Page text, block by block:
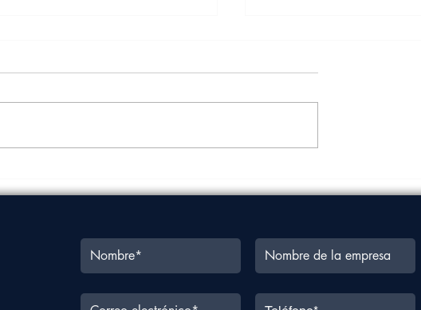
marítimo en México podría
4.32% en los próximos